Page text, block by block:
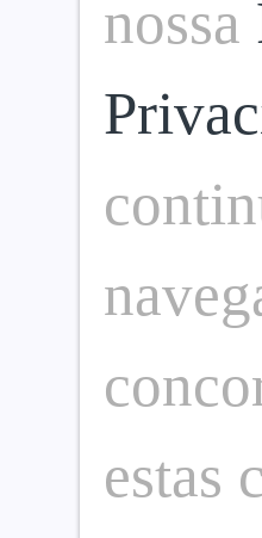
O seu
cultura,
Fique por
nossa
estas